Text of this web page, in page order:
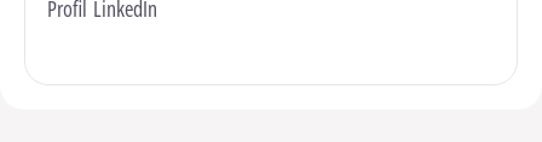
Profil LinkedIn